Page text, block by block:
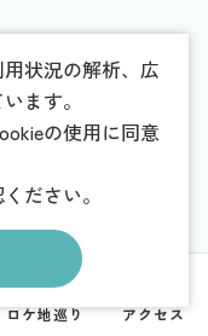
状況の解析、広
ます。
の使用に同意
ださい。